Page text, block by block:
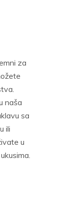
za
naša
sa
ili
u